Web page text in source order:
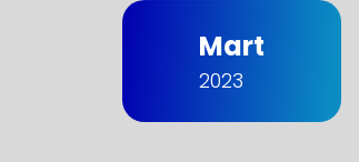
Mart
2023